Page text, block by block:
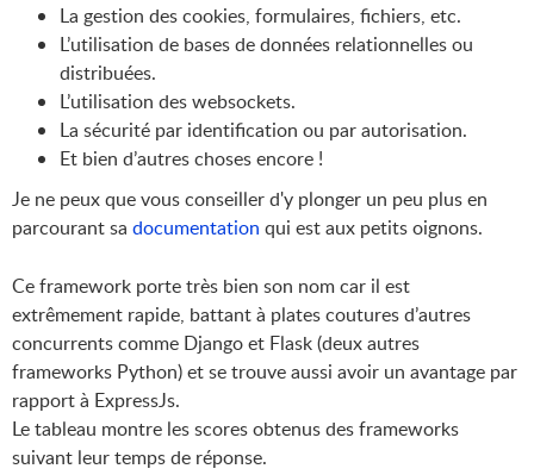
La gestion des cookies, formulaires, fichiers, etc.
L’utilisation de bases de données relationnelles ou
distribuées.
L’utilisation des websockets.
La sécurité par identification ou par autorisation.
Et bien d’autres choses encore !
Je ne peux que vous conseiller d'y plonger un peu plus en
parcourant sa documentation qui est aux petits oignons.
Ce framework porte très bien son nom car il est
extrêmement rapide, battant à plates coutures d’autres
concurrents comme Django et Flask (deux autres
frameworks Python) et se trouve aussi avoir un avantage par
rapport à ExpressJs.
Le tableau montre les scores obtenus des frameworks
suivant leur temps de réponse.